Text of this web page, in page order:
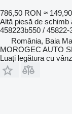
786,50 RON ≈
Altă piesă de schimb
458223b550 / 45822-
România, Baia
MOROGEC AUTO
Luați legătura cu